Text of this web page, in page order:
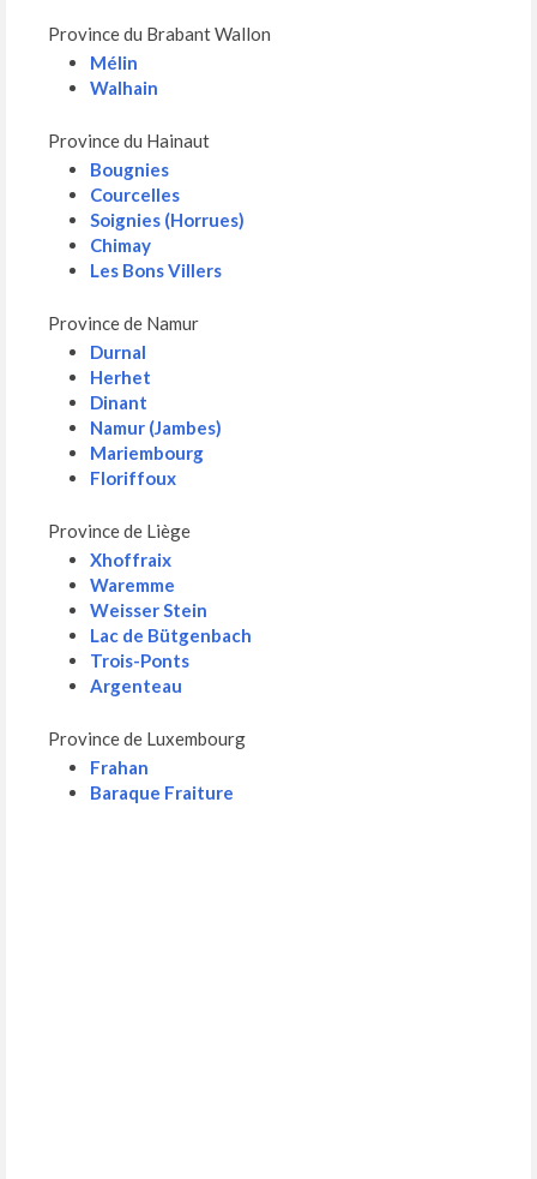
Province du Brabant Wallon
Mélin
Walhain
Province du Hainaut
Bougnies
Courcelles
Soignies (Horrues)
Chimay
Les Bons Villers
Province de Namur
Durnal
Herhet
Dinant
Namur (Jambes)
Mariembourg
Floriffoux
Province de Liège
Xhoffraix
Waremme
Weisser Stein
Lac de Bütgenbach
Trois-Ponts
Argenteau
Province de Luxembourg
Frahan
Baraque Fraiture